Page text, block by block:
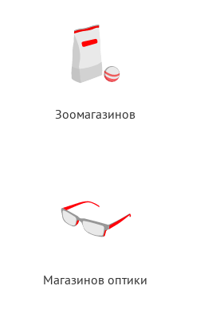
Зоомагазинов
Магазинов оптики